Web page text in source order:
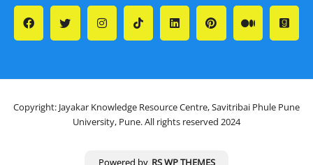
Copyright: Jayakar Knowledge Resource Centre, Savitribai Phule Pune
University, Pune. All rights reserved 2024
Powered by RS WP THEMES